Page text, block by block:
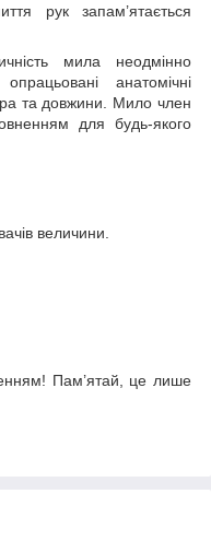
рук запам’ятається
мила неодмінно
анатомічні
та довжини. Мило член
для будь-якого
величини.
Пам’ятай, це лише